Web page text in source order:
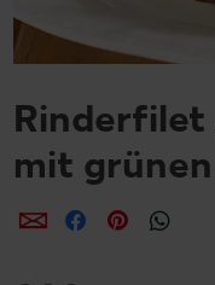
Rinderfilet
mit
per E-Mail teilen
per per